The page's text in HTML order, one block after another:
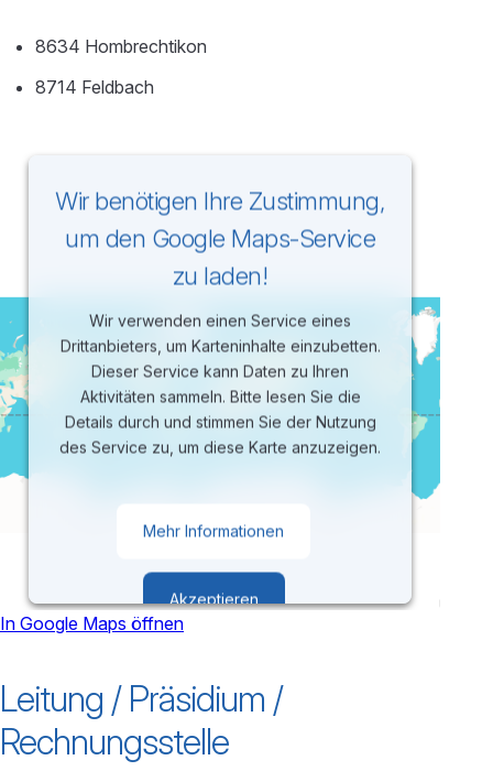
8634 Hombrechtikon
8714 Feldbach
Wir benötigen Ihre Zustimmung,
um den Google Maps-Service
zu laden!
Wir verwenden einen Service eines
Drittanbieters, um Karteninhalte einzubetten.
Dieser Service kann Daten zu Ihren
Aktivitäten sammeln. Bitte lesen Sie die
Details durch und stimmen Sie der Nutzung
des Service zu, um diese Karte anzuzeigen.
Mehr Informationen
Akzeptieren
Management Platform
In Google Maps öffnen
Leitung / Präsidium /
Rechnungsstelle